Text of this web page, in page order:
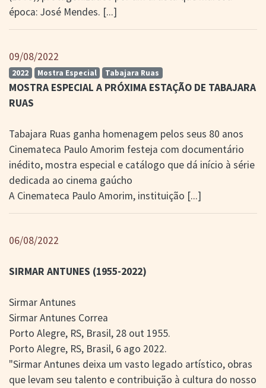
época: José Mendes. [...]
09/08/2022
2022 Mostra Especial Tabajara Ruas
MOSTRA ESPECIAL A PRÓXIMA ESTAÇÃO DE TABAJARA
RUAS
Tabajara Ruas ganha homenagem pelos seus 80 anos
Cinemateca Paulo Amorim festeja com documentário
inédito, mostra especial e catálogo que dá início à série
dedicada ao cinema gaúcho
A Cinemateca Paulo Amorim, instituição [...]
06/08/2022
SIRMAR ANTUNES (1955-2022)
Sirmar Antunes
Sirmar Antunes Correa
Porto Alegre, RS, Brasil, 28 out 1955.
Porto Alegre, RS, Brasil, 6 ago 2022.
"Sirmar Antunes deixa um vasto legado artístico, obras
que levam seu talento e contribuição à cultura do nosso